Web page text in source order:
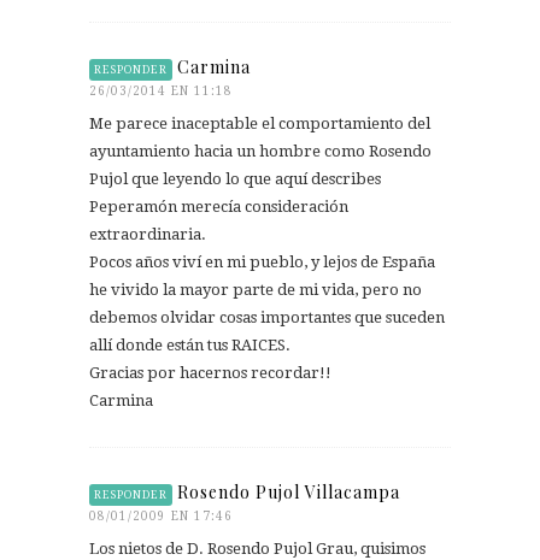
RESPONDER Carmina
26/03/2014 EN 11:18
Me parece inaceptable el comportamiento del
ayuntamiento hacia un hombre como Rosendo
Pujol que leyendo lo que aquí describes
Peperamón merecía consideración
extraordinaria.
Pocos años viví en mi pueblo, y lejos de España
he vivido la mayor parte de mi vida, pero no
debemos olvidar cosas importantes que suceden
allí donde están tus RAICES.
Gracias por hacernos recordar!!
Carmina
RESPONDER Rosendo Pujol Villacampa
08/01/2009 EN 17:46
Los nietos de D. Rosendo Pujol Grau, quisimos